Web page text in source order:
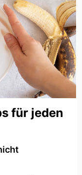
für jeden